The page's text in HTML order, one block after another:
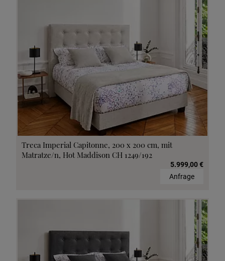
Treca Imperial Capitonne, 200 x 200 cm, mit
Matratze/n, Hot Maddison CH 1249/192
5.999,00 €
Anfrage